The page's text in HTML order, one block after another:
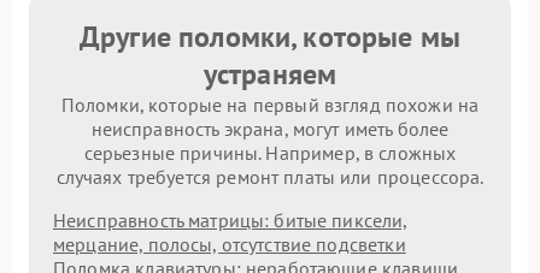
Другие поломки, которые мы
устраняем
Поломки, которые на первый взгляд похожи на
неисправность экрана, могут иметь более
серьезные причины. Например, в сложных
случаях требуется ремонт платы или процессора.
Неисправность матрицы: битые пиксели,
мерцание, полосы, отсутствие подсветки